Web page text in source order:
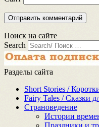
Поиск на сайте
Search
Разделы сайта
Short Stories /
Fairy Tales / Cказки
Страноведение
Истории
Праздники и